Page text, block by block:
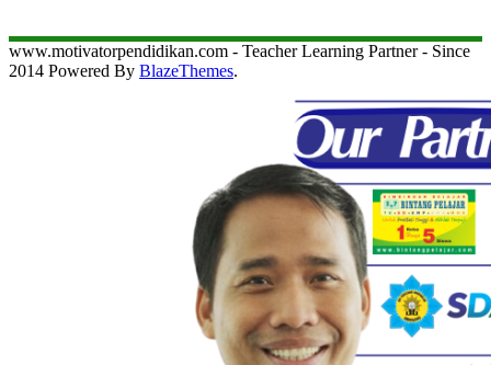
www.motivatorpendidikan.com - Teacher Learning Partner - Since
2014 Powered By BlazeThemes.